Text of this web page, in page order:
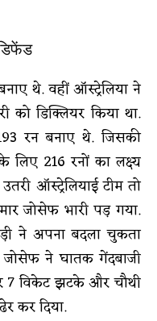
थे. वहीं ऑस्ट्रेलिया ने
को डिक्लियर किया था.
रन बनाए थे. जिसकी
लिए 216 रनों का लक्ष्य
ऑस्ट्रेलियाई टीम तो
जोसेफ भारी पड़ गया.
ने अपना बदला चुकता
ने घातक गेंदबाजी
7 विकेट झटके और चौथी
कर दिया.